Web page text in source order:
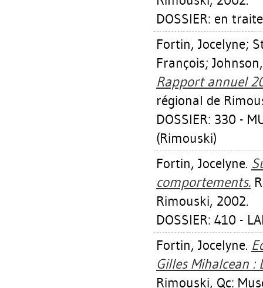
DOSSIER: en
Fortin, Jocelyne;
François;
Rapport annuel
régional de
DOSSIER: 330 -
(Rimouski)
Fortin, Jocelyne.
comportements.
Rimouski, 2002.
DOSSIER: 410 -
Fortin, Jocelyne.
Gilles Mihalcean
Rimouski, Qc: